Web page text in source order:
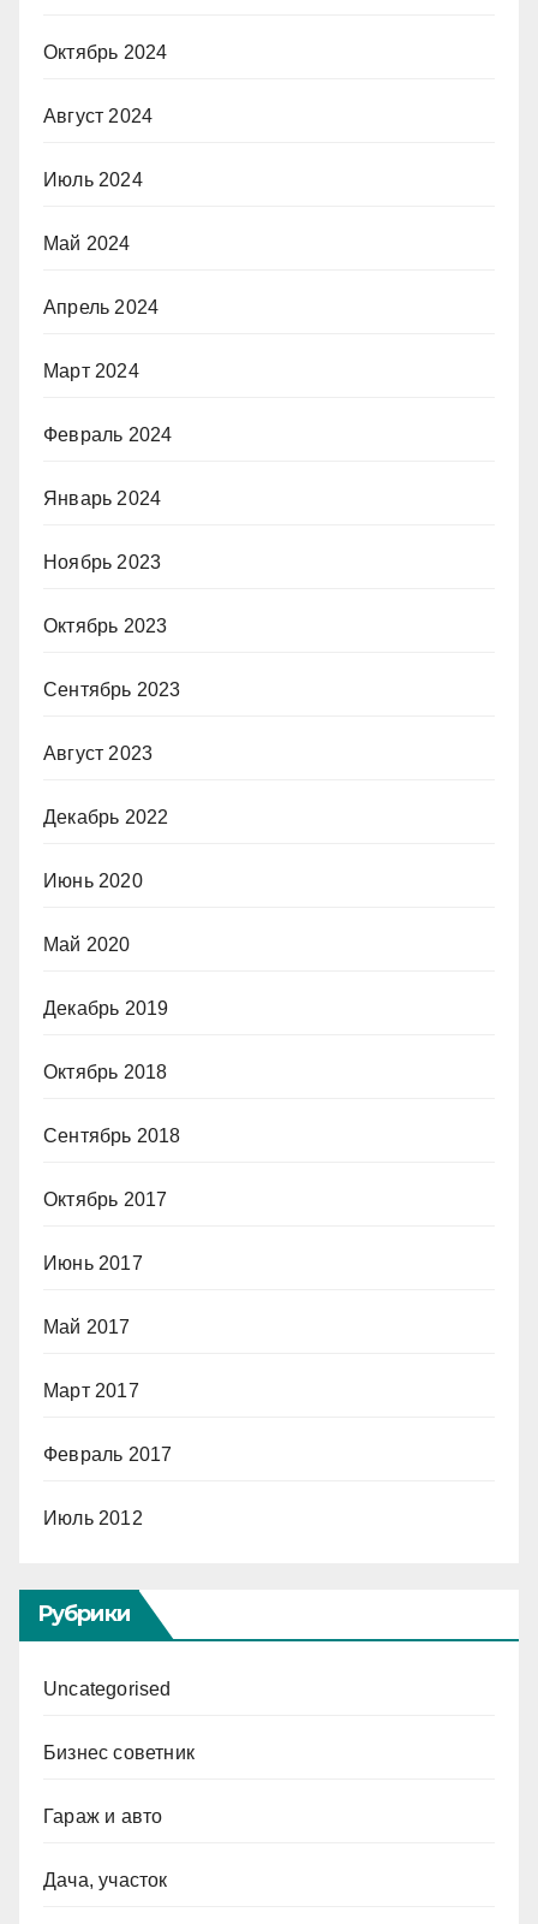
Октябрь 2024
Август 2024
Июль 2024
Май 2024
Апрель 2024
Март 2024
Февраль 2024
Январь 2024
Ноябрь 2023
Октябрь 2023
Сентябрь 2023
Август 2023
Декабрь 2022
Июнь 2020
Май 2020
Декабрь 2019
Октябрь 2018
Сентябрь 2018
Октябрь 2017
Июнь 2017
Май 2017
Март 2017
Февраль 2017
Июль 2012
Рубрики
Uncategorised
Бизнес советник
Гараж и авто
Дача, участок